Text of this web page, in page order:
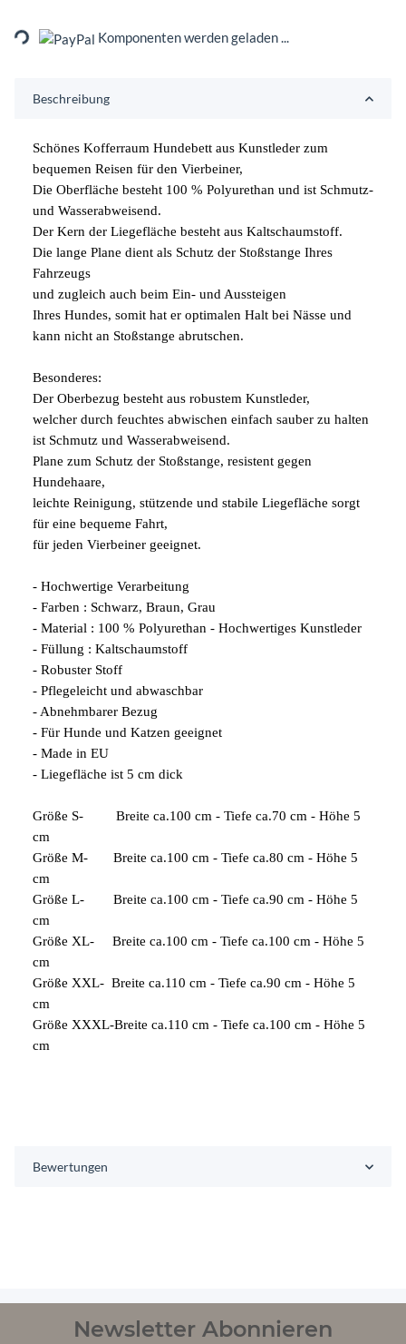
Loading... Komponenten werden geladen ...
Beschreibung
Schönes Kofferraum Hundebett aus Kunstleder zum
bequemen Reisen für den Vierbeiner,
Die Oberfläche besteht 100 % Polyurethan und ist Schmutz-
und Wasserabweisend.
Der Kern der Liegefläche besteht aus Kaltschaumstoff.
Die lange Plane dient als Schutz der Stoßstange Ihres
Fahrzeugs
und zugleich auch beim Ein- und Aussteigen
Ihres Hundes, somit hat er optimalen Halt bei Nässe und
kann nicht an Stoßstange abrutschen.
Besonderes:
Der Oberbezug besteht aus robustem Kunstleder,
welcher durch feuchtes abwischen einfach sauber zu halten
ist Schmutz und Wasserabweisend.
Plane zum Schutz der Stoßstange, resistent gegen
Hundehaare,
leichte Reinigung, stützende und stabile Liegefläche sorgt
für eine bequeme Fahrt,
für jeden Vierbeiner geeignet.
- Hochwertige Verarbeitung
- Farben : Schwarz, Braun, Grau
- Material : 100 % Polyurethan - Hochwertiges Kunstleder
- Füllung : Kaltschaumstoff
- Robuster Stoff
- Pflegeleicht und abwaschbar
- Abnehmbarer Bezug
- Für Hunde und Katzen geeignet
- Made in EU
- Liegefläche ist 5 cm dick
Größe S- Breite ca.100 cm - Tiefe ca.70 cm - Höhe 5
cm
Größe M- Breite ca.100 cm - Tiefe ca.80 cm - Höhe 5
cm
Größe L- Breite ca.100 cm - Tiefe ca.90 cm - Höhe 5
cm
Größe XL- Breite ca.100 cm - Tiefe ca.100 cm - Höhe 5
cm
Größe XXL- Breite ca.110 cm - Tiefe ca.90 cm - Höhe 5
cm
Größe XXXL-Breite ca.110 cm - Tiefe ca.100 cm - Höhe 5
cm
Bewertungen
Newsletter Abonnieren